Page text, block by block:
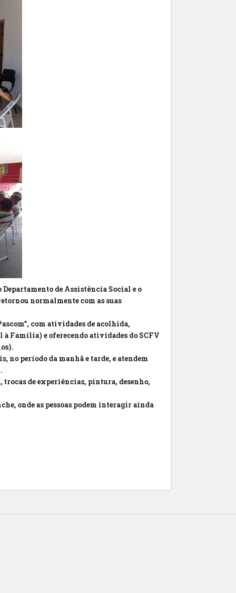
de Assistência Social e o
normalmente com as suas
com atividades de acolhida,
Família) e oferecendo atividades do SCFV
no período da manhã e tarde, e atendem
trocas de experiências, pintura, desenho,
onde as pessoas podem interagir ainda